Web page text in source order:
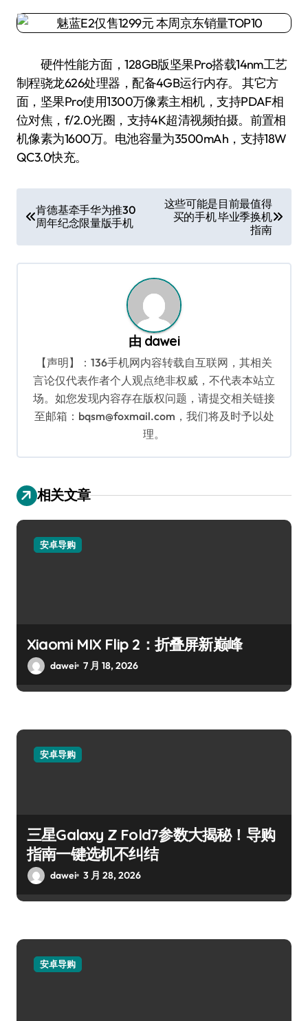
硬件性能方面，128GB版坚果Pro搭载14nm工艺
制程骁龙626处理器，配备4GB运行内存。 其它方
面，坚果Pro使用1300万像素主相机，支持PDAF相
位对焦，f/2.0光圈，支持4K超清视频拍摄。前置相
机像素为1600万。电池容量为3500mAh，支持18W
QC3.0快充。
章
导
航
肯德基牵手华为推30
周年纪念限量版手机
这些可能是目前最值得
买的手机 毕业季换机
指南
由 dawei
【声明】：136手机网内容转载自互联网，其相关
言论仅代表作者个人观点绝非权威，不代表本站立
场。如您发现内容存在版权问题，请提交相关链接
至邮箱：bqsm@foxmail.com，我们将及时予以处
理。
相关文章
安卓导购
Xiaomi MIX Flip 2：折叠屏新巅峰
dawei 7 月 18, 2026
安卓导购
三星Galaxy Z Fold7参数大揭秘！导购
指南一键选机不纠结
dawei 3 月 28, 2026
安卓导购